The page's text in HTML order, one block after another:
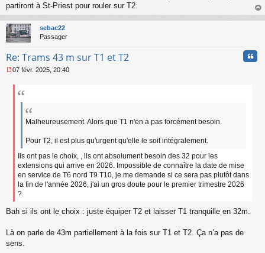
g
n
o
u
partiront à St-Priest pour rouler sur T2.
au
sebac22
Passager
Re: Trams 43 m sur T1 et T2
e
07 févr. 2025, 20:40
Malheureusement. Alors que T1 n'en a pas forcément besoin.
Pour T2, il est plus qu'urgent qu'elle le soit intégralement.
Ils ont pas le choix, , ils ont absolument besoin des 32 pour les
extensions qui arrive en 2026. Impossible de connaître la date de mise
en service de T6 nord T9 T10, je me demande si ce sera pas plutôt dans
la fin de l'année 2026, j'ai un gros doute pour le premier trimestre 2026
?
Bah si ils ont le choix : juste équiper T2 et laisser T1 tranquille en 32m.
Là on parle de 43m partiellement à la fois sur T1 et T2. Ça n’a pas de
sens.